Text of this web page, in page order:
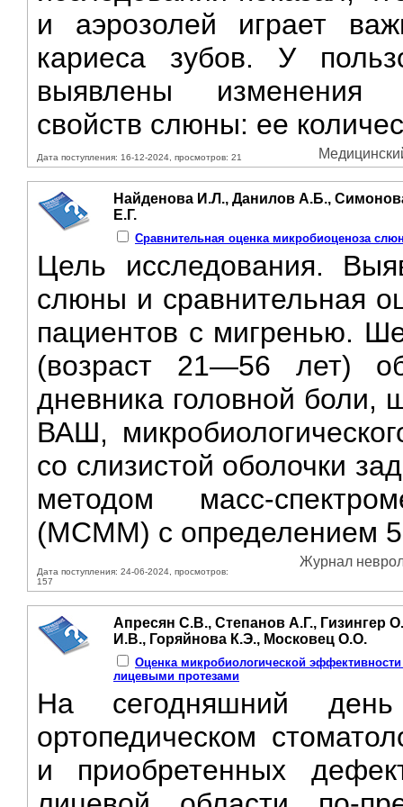
и аэрозолей играет
кариеса зубов. У
выявлены изменения
свойств слюны: ее
Дата поступления: 16-12-2024, просмотров: 21
Найденова И.Л., Данилов А.Б.,
Е.Г.
Сравнительная оценка микробиоценоза
Цель исследования.
слюны и сравнительная
пациентов с мигренью.
(возраст 21—56 лет)
дневника головной боли,
ВАШ,
со слизистой оболочки
методом масс-
(МСММ) с определением
Дата поступления: 24-06-2024, просмотров:
157
Журнал
Апресян С.В., Степанов А.Г., Гизингер
И.В., Горяйнова К.Э., Московец О.О.
Оценка микробиологической эффективности
лицевыми протезами
На сегодняшний
ортопедическом
и приобретенных